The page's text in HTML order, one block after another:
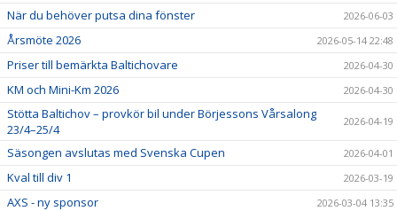
SPONSORER
När du behöver putsa dina fönster 2026-06-03
Årsmöte 2026 2026-05-14 22:48
Priser till bemärkta Baltichovare 2026-04-30
KM och Mini-Km 2026 2026-04-30
Stötta Baltichov – provkör bil under Börjessons Vårsalong
23/4–25/4
2026-04-19
Säsongen avslutas med Svenska Cupen 2026-04-01
Kval till div 1 2026-03-19
AXS - ny sponsor
2026-03-04 13:35